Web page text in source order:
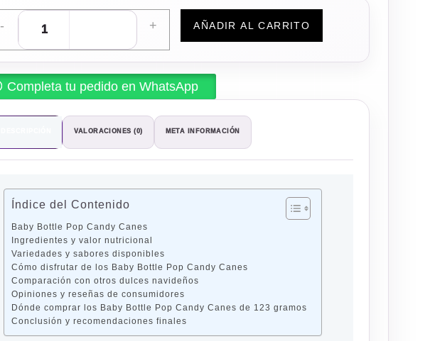
- + AÑADIR AL CARRITO
Completa tu pedido en WhatsApp
VALORACIONES (0) META INFORMACIÓN
Índice del Contenido
Baby Bottle Pop Candy Canes
Ingredientes y valor nutricional
Variedades y sabores disponibles
Cómo disfrutar de los Baby Bottle Pop Candy Canes
Comparación con otros dulces navideños
Opiniones y reseñas de consumidores
Dónde comprar los Baby Bottle Pop Candy Canes de 123 gramos
Conclusión y recomendaciones finales